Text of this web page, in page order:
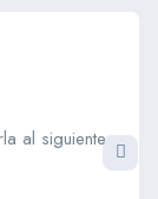
al siguiente